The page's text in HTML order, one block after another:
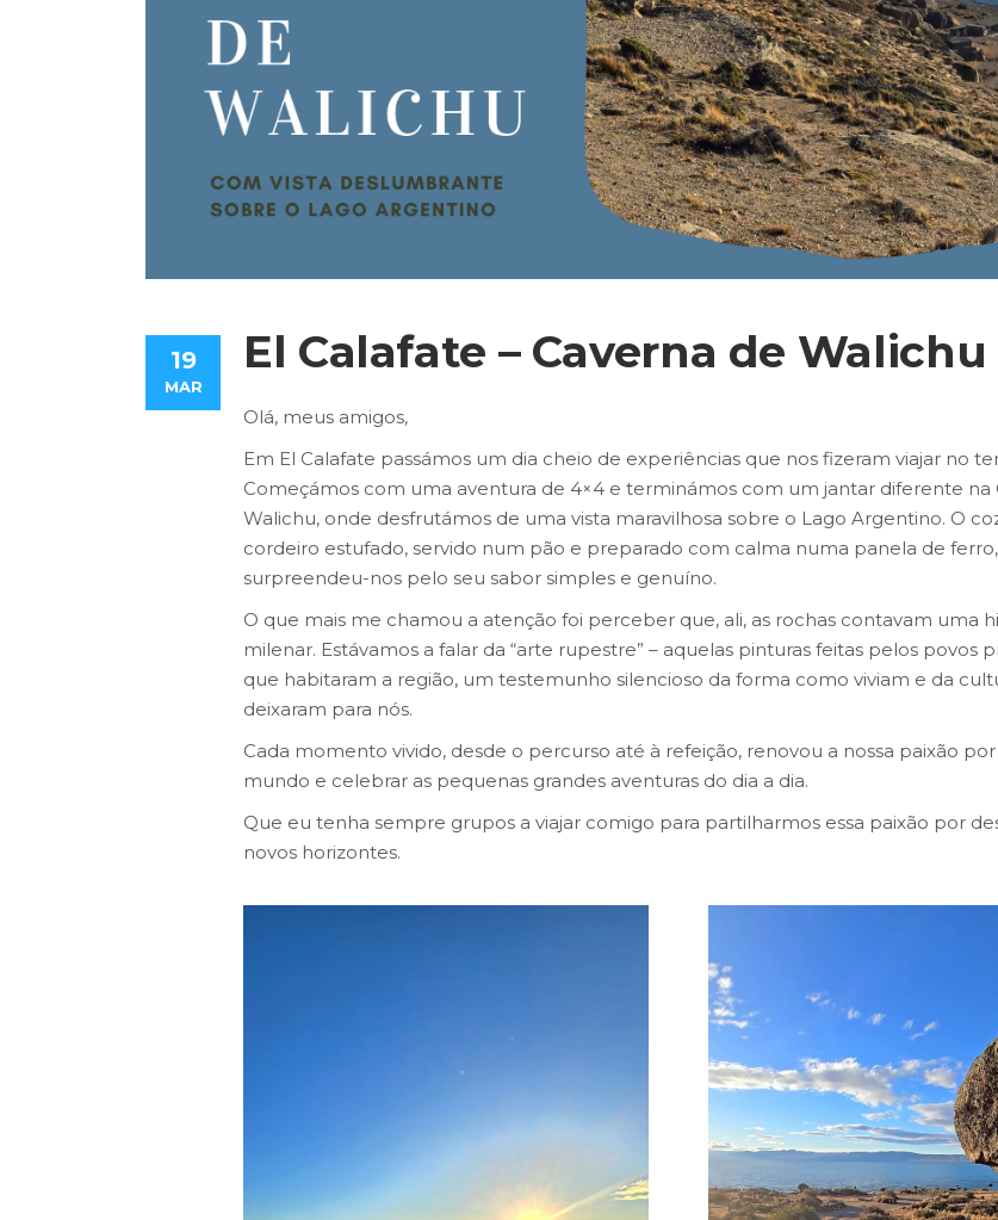
19
MAR
El Calafate – Caverna de Walichu
Olá, meus amigos,
Em El Calafate passámos um dia cheio de experiências que nos fizeram viajar no
Começámos com uma aventura de 4×4 e terminámos com um jantar diferente na
Walichu, onde desfrutámos de uma vista maravilhosa sobre o Lago Argentino. O
cordeiro estufado, servido num pão e preparado com calma numa panela de ferro,
surpreendeu-nos pelo seu sabor simples e genuíno.
O que mais me chamou a atenção foi perceber que, ali, as rochas contavam uma
milenar. Estávamos a falar da “arte rupestre” – aquelas pinturas feitas pelos povos
que habitaram a região, um testemunho silencioso da forma como viviam e da
deixaram para nós.
Cada momento vivido, desde o percurso até à refeição, renovou a nossa paixão
mundo e celebrar as pequenas grandes aventuras do dia a dia.
Que eu tenha sempre grupos a viajar comigo para partilharmos essa paixão por
novos horizontes.